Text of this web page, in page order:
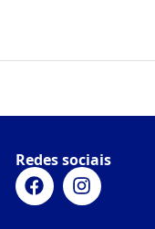
Redes sociais